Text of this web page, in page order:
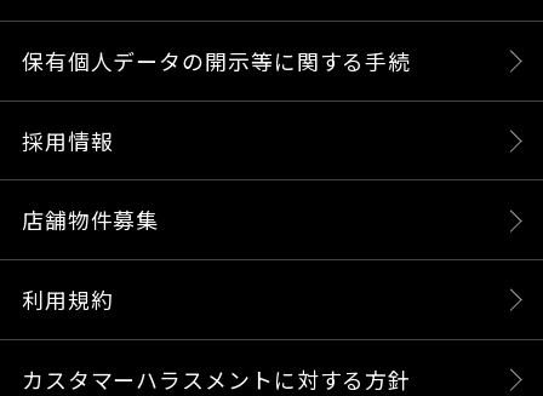
保有個人データの開示等に関する手続
採用情報
店舗物件募集
利用規約
カスタマーハラスメントに対する方針